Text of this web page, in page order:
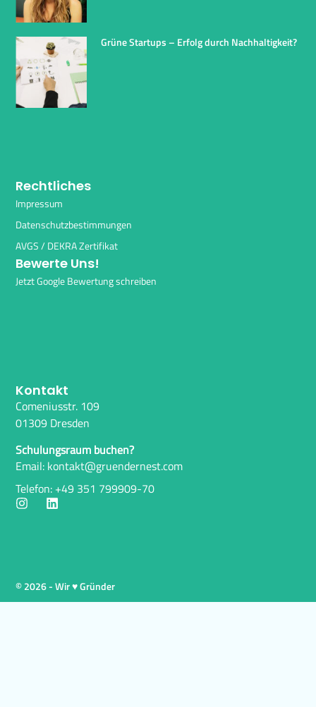
Grüne Startups – Erfolg durch Nachhaltigkeit?
Rechtliches
Impressum
Datenschutzbestimmungen
AVGS / DEKRA Zertifikat
Bewerte Uns!
Jetzt Google Bewertung schreiben
Kontakt
Comeniusstr. 109
01309 Dresden
Schulungsraum buchen?
Email: kontakt@gruendernest.com
Telefon: +49 351 799909-70
© 2026 - Wir ♥ Gründer